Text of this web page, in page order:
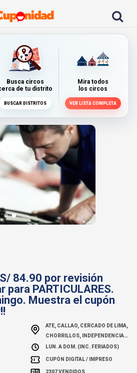
Busca circos
de tu distrito
BUSCAR DISTRITOS
Mira todos
los circos
VER LISTA COMPLETA
84.90 por revisión
PARTICULARES.
Muestra el cupón
ATE, CALLAO, CERCADO DE LIMA,
CHORRILLOS, INDEPENDENCIA,
LA ...
LUN. A DOM. (INC. FERIADOS)
CUPÓN DIGITAL / IMPRESO
2307 VENDIDOS